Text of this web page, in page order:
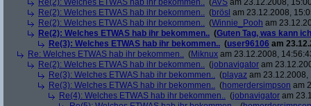
Re(2): Welches ETWAS hab ihr bekommen.. (AVS am 23.12.2008,
Re(2): Welches ETWAS hab ihr bekommen.. (brösl am 23.12.2008,
Re(2): Welches ETWAS hab ihr bekommen.. (Winnie_Pooh am
Re(2): Welches ETWAS hab ihr bekommen.. (Guten Tag, was kann
Re(3): Welches ETWAS hab ihr bekommen.. (user96106 am
Re: Welches ETWAS hab ihr bekommen.. (Miknux am 23.12.2008,
Re(2): Welches ETWAS hab ihr bekommen.. (jobnavigator am
Re(3): Welches ETWAS hab ihr bekommen.. (playaz am 23.12.2008,
Re(3): Welches ETWAS hab ihr bekommen.. (homerdersimpson am
Re(4): Welches ETWAS hab ihr bekommen.. (jobnavigator am